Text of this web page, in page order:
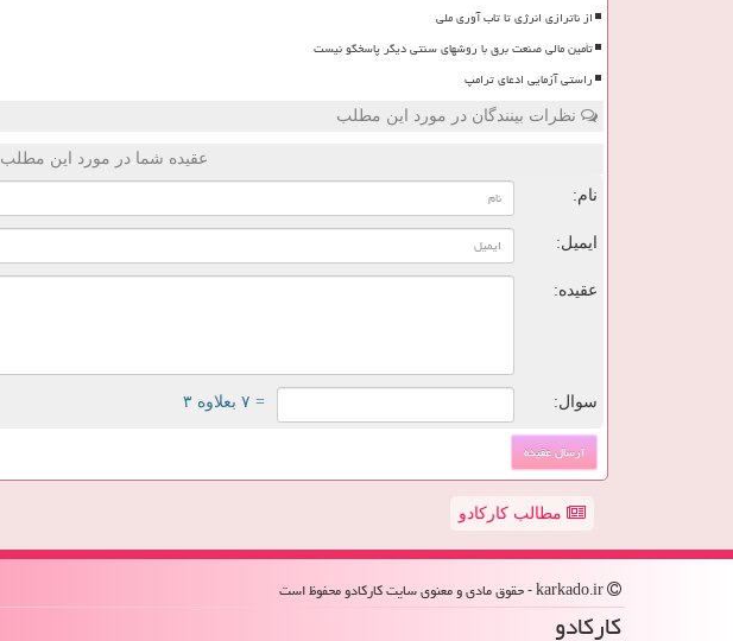
از ناترازی انرژی تا تاب آوری ملی
تأمین مالی صنعت برق با روشهای سنتی دیگر پاسخگو نیست
راستی آزمایی ادعای ترامپ
نظرات بینندگان در مورد این مطلب
عقیده شما در مورد این مطلب
نام:
ایمیل:
عقیده:
سوال: = ۷ بعلاوه ۳
مطالب کارکادو
كاركادو